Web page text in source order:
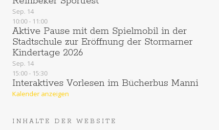
Sep. 14
10:00- 11:00
Aktive Pause mit dem Spielmobil in der
Stadtschule zur Eröffnung der Stormarner
Kindertage 2026
Sep. 14
15:00- 15:30
Interaktives Vorlesen im Bücherbus Manni
Kalender anzeigen
INHALTE DER WEBSITE